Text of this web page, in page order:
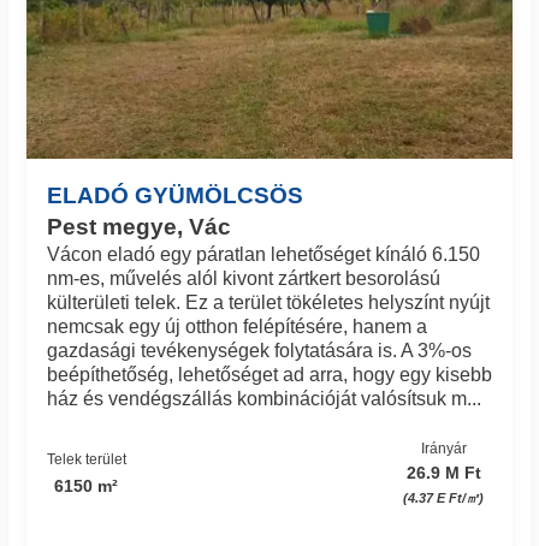
ELADÓ GYÜMÖLCSÖS
Pest megye, Vác
Vácon eladó egy páratlan lehetőséget kínáló 6.150
nm-es, művelés alól kivont zártkert besorolású
külterületi telek. Ez a terület tökéletes helyszínt nyújt
nemcsak egy új otthon felépítésére, hanem a
gazdasági tevékenységek folytatására is. A 3%-os
beépíthetőség, lehetőséget ad arra, hogy egy kisebb
ház és vendégszállás kombinációját valósítsuk m...
Telek terület
6150 m²
Irányár
26.9 M Ft
(4.37 E Ft/㎡)